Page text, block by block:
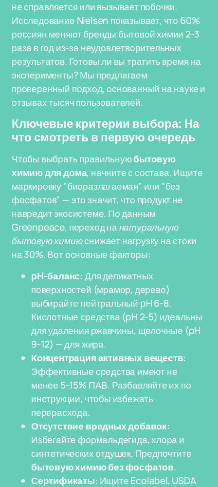
не справляется или вызывает побочки.
Исследование Nielsen показывает, что 60%
россиян меняют бренды бытовой химии 2-3
раза в год из-за неудовлетворительных
результатов. Готовы ли вы тратить время на
эксперименты? Мы предлагаем
проверенный подход, основанный на науке и
отзывах тысяч пользователей.
Ключевые критерии выбора: На
что смотреть в первую очередь
Чтобы выбрать правильнуюбытовую
химию для дома, начните с состава. Ищите
маркировку "биоразлагаемая" или "без
фосфатов" — это значит, что продукт не
навредит экосистеме. По данным
Greenpeace, переход нанатуральную
бытовую химиюснижает нагрузку на стоки
на 30%. Вот основные факторы:
pH-баланс: Для деликатных
поверхностей (мрамор, дерево)
выбирайте нейтральный pH 6-8.
Кислотные средства (pH 2-5) идеальны
для удаления ржавчины, щелочные (pH
9-12) — для жира.
Концентрация активных веществ:
Эффективные средства имеют не
менее 5-15% ПАВ. Разбавляйте их по
инструкции, чтобы избежать
перерасхода.
Отсутствие вредных добавок:
Избегайте формальдегида, хлора и
синтетических отдушек. Предпочтите
бытовую химию без фосфатов.
Сертификаты: Ищите Ecolabel, USDA